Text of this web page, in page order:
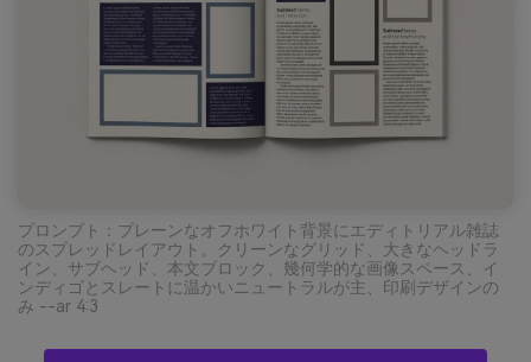
プロンプト：プレーンなオフホワイト背景にエディトリアル雑誌
のスプレッドレイアウト。クリーンなグリッド、大きなヘッドラ
イン、サブヘッド、本文ブロック、幾何学的な画像スペース、イ
ンディゴとスレートに温かいニュートラルが主、印刷デザインの
み --ar 4:3